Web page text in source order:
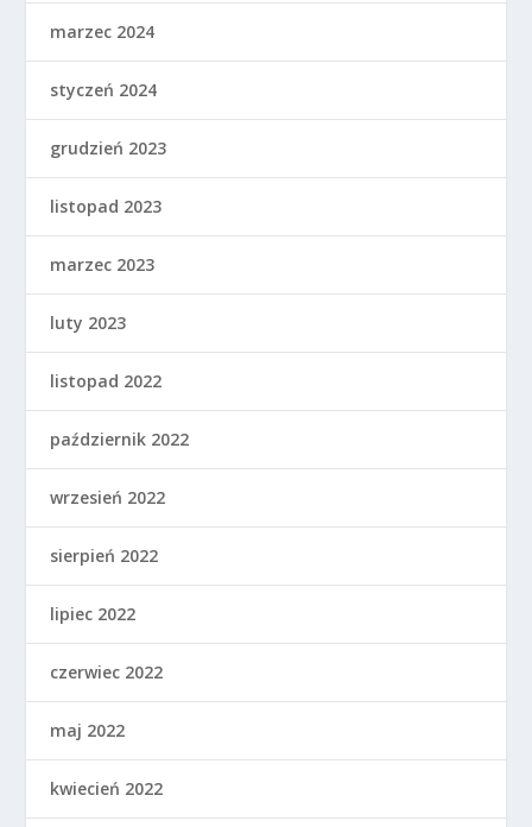
marzec 2024
styczeń 2024
grudzień 2023
listopad 2023
marzec 2023
luty 2023
listopad 2022
październik 2022
wrzesień 2022
sierpień 2022
lipiec 2022
czerwiec 2022
maj 2022
kwiecień 2022